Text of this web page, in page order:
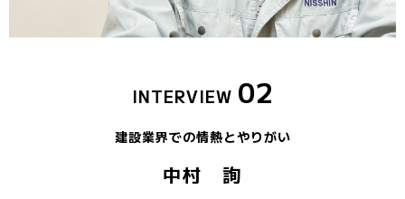
INTERVIEW 02
建設業界での情熱とやりがい
中村 詢